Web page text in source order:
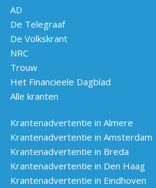
AD
De Telegraaf
De Volkskrant
NRC
Trouw
Het Financieele Dagblad
Alle kranten
Krantenadvertentie in Almere
Krantenadvertentie in Amsterdam
Krantenadvertentie in Breda
Krantenadvertentie in Den Haag
Krantenadvertentie in Eindhoven